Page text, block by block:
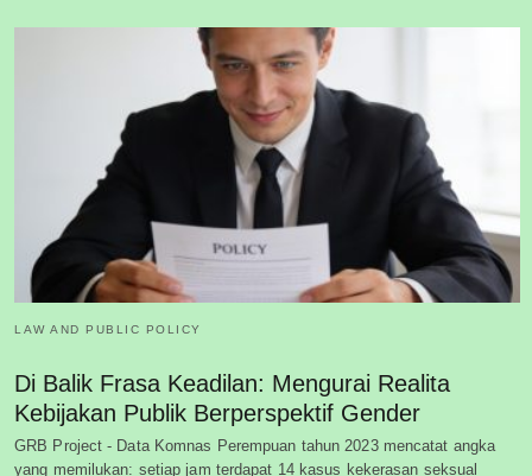
LAW AND PUBLIC POLICY
Di Balik Frasa Keadilan: Mengurai Realita
Kebijakan Publik Berperspektif Gender
GRB Project - Data Komnas Perempuan tahun 2023 mencatat angka
yang memilukan: setiap jam terdapat 14 kasus kekerasan seksual